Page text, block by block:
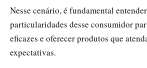
Nesse cenário, é fundamental
particularidades desse consumidor
eficazes e oferecer produtos que
expectativas.